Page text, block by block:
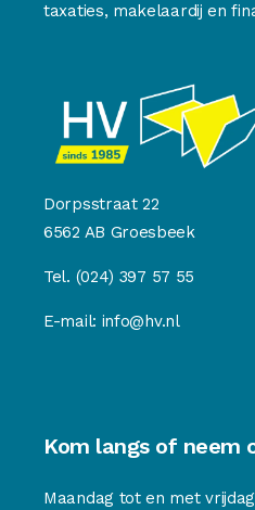
taxaties, makelaardij en
Dorpsstraat 22
6562 AB Groesbeek
Tel. (024) 397 57 55
E-mail: info@hv.nl
Kom langs of neem
Maandag tot en met